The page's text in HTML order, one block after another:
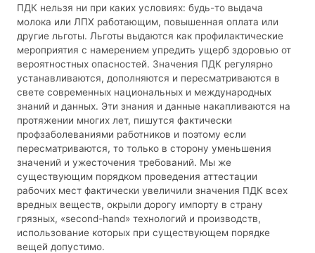
ПДК нельзя ни при каких условиях: будь-то выдача
молока или ЛПХ работающим, повышенная оплата или
другие льготы. Льготы выдаются как профилактические
мероприятия с намерением упредить ущерб здоровью от
вероятностных опасностей. Значения ПДК регулярно
устанавливаются, дополняются и пересматриваются в
свете современных национальных и международных
знаний и данных. Эти знания и данные накапливаются на
протяжении многих лет, пишутся фактически
профзаболеваниями работников и поэтому если
пересматриваются, то только в сторону уменьшения
значений и ужесточения требований. Мы же
существующим порядком проведения аттестации
рабочих мест фактически увеличили значения ПДК всех
вредных веществ, окрыли дорогу импорту в страну
грязных, «second-hand» технологий и производств,
использование которых при существующем порядке
вещей допустимо.